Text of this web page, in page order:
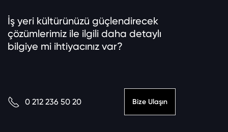
İş yeri kültürünüzü güçlendirecek
çözümlerimiz ile ilgili daha detaylı
bilgiye mi ihtiyacınız var?
0 212 236 50 20 Bize Ulaşın